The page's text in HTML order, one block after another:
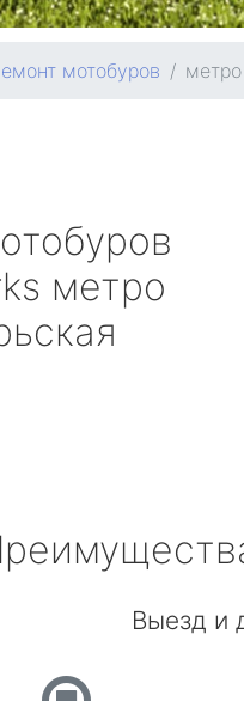
мотобуров
метро
Выезд и